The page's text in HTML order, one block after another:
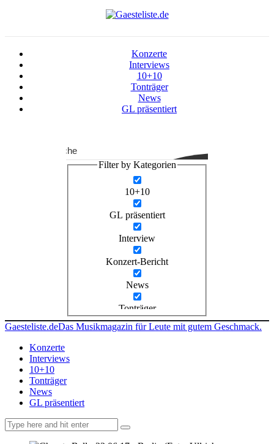
Konzerte
Interviews
10+10
Tonträger
News
GL präsentiert
Suche
Filter by Kategorien
10+10
GL präsentiert
Interview
Konzert-Bericht
News
Tonträger
Gaesteliste.deDas Musikmagazin für Leute mit gutem Geschmack.
Konzerte
Interviews
10+10
Tonträger
News
GL präsentiert